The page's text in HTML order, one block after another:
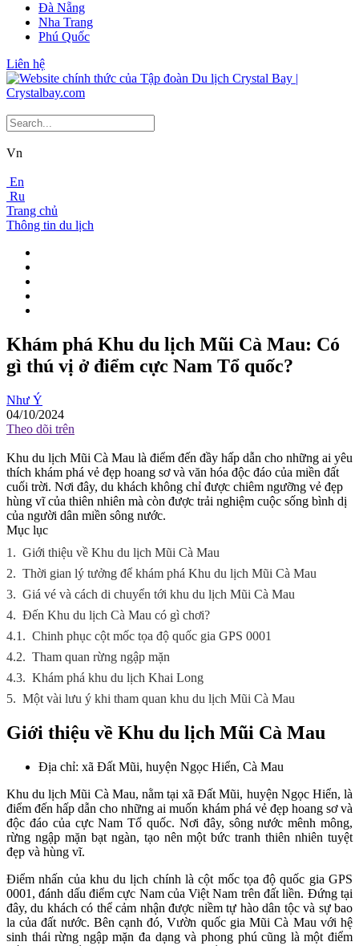
Đà Nẵng
Nha Trang
Phú Quốc
Liên hệ
Vn
En
Ru
Trang chủ
Thông tin du lịch
Khám phá Khu du lịch Mũi Cà Mau: Có
gì thú vị ở điểm cực Nam Tổ quốc?
Như Ý
04/10/2024
Theo dõi trên
Khu du lịch Mũi Cà Mau là điểm đến đầy hấp dẫn cho những ai yêu
thích khám phá vẻ đẹp hoang sơ và văn hóa độc đáo của miền đất
cuối trời. Nơi đây, du khách không chỉ được chiêm ngưỡng vẻ đẹp
hùng vĩ của thiên nhiên mà còn được trải nghiệm cuộc sống bình dị
của người dân miền sông nước.
Mục lục
1. Giới thiệu về Khu du lịch Mũi Cà Mau
2. Thời gian lý tưởng để khám phá Khu du lịch Mũi Cà Mau
3. Giá vé và cách di chuyển tới khu du lịch Mũi Cà Mau
4. Đến Khu du lịch Cà Mau có gì chơi?
4.1. Chinh phục cột mốc tọa độ quốc gia GPS 0001
4.2. Tham quan rừng ngập mặn
4.3. Khám phá khu du lịch Khai Long
5. Một vài lưu ý khi tham quan khu du lịch Mũi Cà Mau
Giới thiệu về Khu du lịch Mũi Cà Mau
Địa chỉ: xã Đất Mũi, huyện Ngọc Hiển, Cà Mau
Khu du lịch Mũi Cà Mau, nằm tại xã Đất Mũi, huyện Ngọc Hiển, là
điểm đến hấp dẫn cho những ai muốn khám phá vẻ đẹp hoang sơ và
độc đáo của cực Nam Tổ quốc. Nơi đây, sông nước mênh mông,
rừng ngập mặn bạt ngàn, tạo nên một bức tranh thiên nhiên tuyệt
đẹp và hùng vĩ.
Điểm nhấn của khu du lịch chính là cột mốc tọa độ quốc gia GPS
0001, đánh dấu điểm cực Nam của Việt Nam trên đất liền. Đứng tại
đây, du khách có thể cảm nhận được niềm tự hào dân tộc và sự bao
la của đất nước. Bên cạnh đó, Vườn quốc gia Mũi Cà Mau với hệ
sinh thái rừng ngập mặn đa dạng và phong phú cũng là một điểm